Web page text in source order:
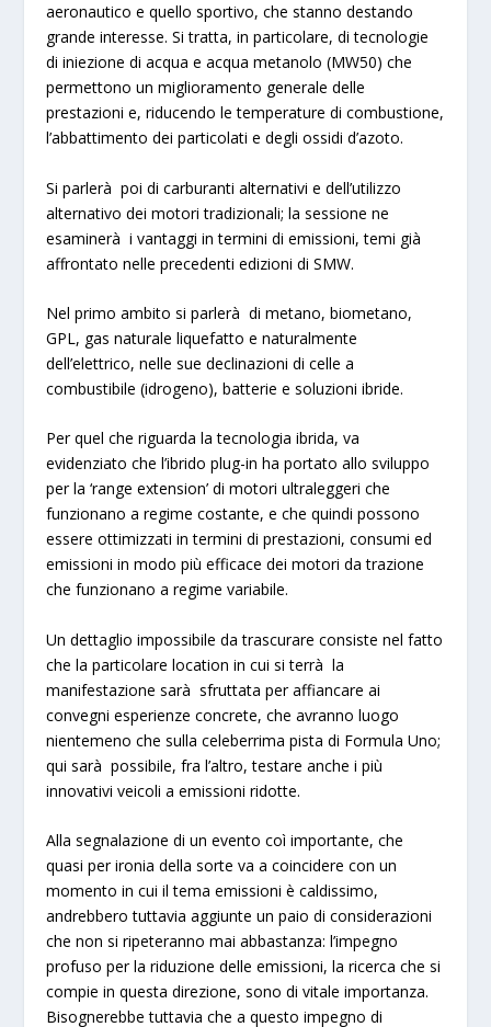
aeronautico e quello sportivo, che stanno destando
grande interesse. Si tratta, in particolare, ditecnologie
di iniezione di acqua e acqua metanolo (MW50) che
permettono un miglioramento generale delle
prestazioni e, riducendo le temperature di combustione,
l’abbattimento dei particolati e degli ossidi d’azoto.
Si parlerà poi dicarburanti alternativi edell’utilizzo
alternativo dei motori tradizionali; la sessione ne
esaminerà i vantaggi in termini di emissioni, temi già
affrontato nelle precedenti edizioni di SMW.
Nel primo ambito si parlerà dimetano, biometano,
GPL, gas naturale liquefatto e naturalmente
dell’elettrico, nelle sue declinazioni di celle a
combustibile (idrogeno), batterie e soluzioni ibride.
Per quel che riguarda la tecnologia ibrida, va
evidenziato che l’ibrido plug-in ha portato allo sviluppo
per la ‘range extension’ dimotori ultraleggeri che
funzionano a regime costante, e che quindi possono
essereottimizzati in termini di prestazioni, consumi ed
emissioni in modo più efficace dei motori da trazione
che funzionano a regime variabile.
Un dettaglio impossibile da trascurare consiste nel fatto
che la particolare location in cui si terrà la
manifestazione sarà sfruttata per affiancare ai
convegni esperienze concrete, che avranno luogo
nientemeno chesulla celeberrima pista di Formula Uno;
qui sarà possibile, fra l’altro, testare anche i più
innovativi veicoli a emissioni ridotte.
Alla segnalazione di un evento coì importante, che
quasi per ironia della sorte va a coincidere con un
momento in cui il tema emissioni è caldissimo,
andrebbero tuttavia aggiunteun paio di considerazioni
che non si ripeteranno mai abbastanza: l’impegno
profuso per la riduzione delle emissioni, la ricerca che si
compie in questa direzione, sono di vitale importanza.
Bisognerebbe tuttavia che a questo impegno di